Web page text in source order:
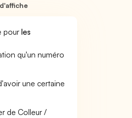
pourles
qu'un numéro
une certaine
de Colleur /